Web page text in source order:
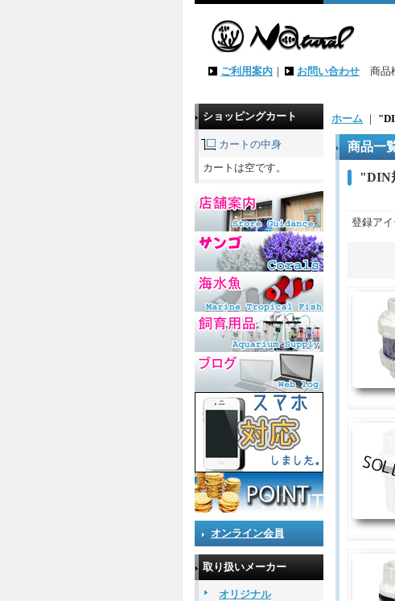
ご利用案内 ｜ お問い合わせ 商品
ショッピングカート
カートの中身
カートは空です。
オンライン会員
取り扱いメーカー
オリジナル
ホーム ｜
商品一
"DIN
登録ア